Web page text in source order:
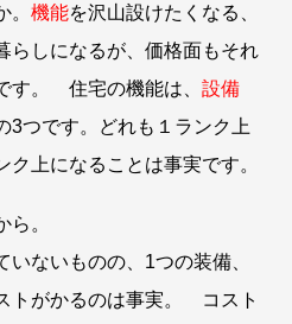
機能を沢山設けたくなる、
らしになるが、価格面もそれ
す。 住宅の機能は、 設備
3つです。どれも１ランク上
上になることは事実です。
。
ないものの、1つの装備、
トがかるのは事実。 コスト